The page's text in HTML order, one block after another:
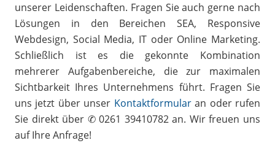
unserer Leidenschaften. Fragen Sie auch gerne nach
Lösungen in den Bereichen SEA, Responsive
Webdesign, Social Media, IT oder Online Marketing.
Schließlich ist es die gekonnte Kombination
mehrerer Aufgabenbereiche, die zur maximalen
Sichtbarkeit Ihres Unternehmens führt. Fragen Sie
uns jetzt über unser Kontaktformularan oder rufen
Sie direkt über ✆ 0261 39410782 an. Wir freuen uns
auf Ihre Anfrage!